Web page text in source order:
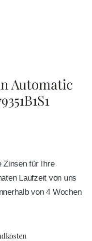
Automatic
Zinsen für Ihre
Laufzeit von uns
von 4 Wochen